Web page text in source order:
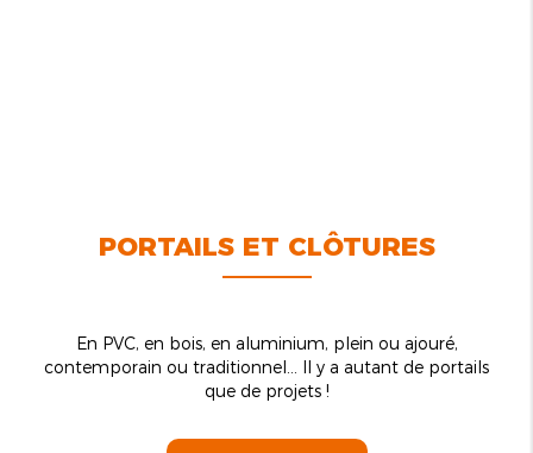
PORTAILS ET CLÔTURES
En PVC, en bois, en aluminium, plein ou ajouré,
contemporain ou traditionnel… Il y a autant de portails
que de projets !